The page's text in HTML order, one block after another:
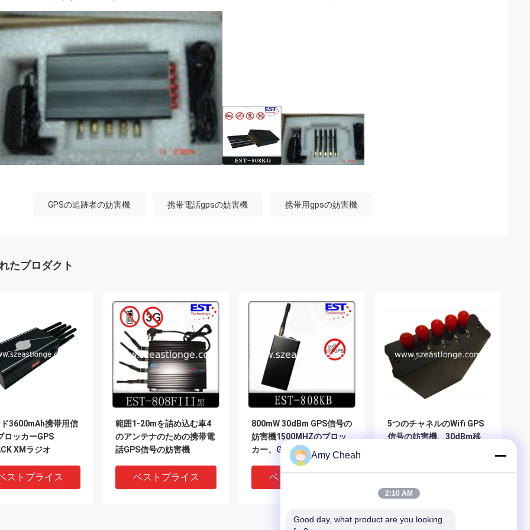
GPSの追跡者の妨害機 携帯電話gpsの妨害機 携帯用gpsの妨害機
たプロダクト
3600mAh携帯用信
ロッカーGPS
XMラジオ
ストプライス
範囲1-20mを詰め込む車4
のアンテナのための携帯電
話GPS信号の妨害機
ベストプライス
800mW 30dBm GPS信号の
妨害機1500MHZのブロッ
カー、Gpsの妨害機
ベストプライス
5つのチャネルのWifi GPS
信号の妨害機、30dBm移
Amy Cheah
2:10 AM
Good day, what product are you looking